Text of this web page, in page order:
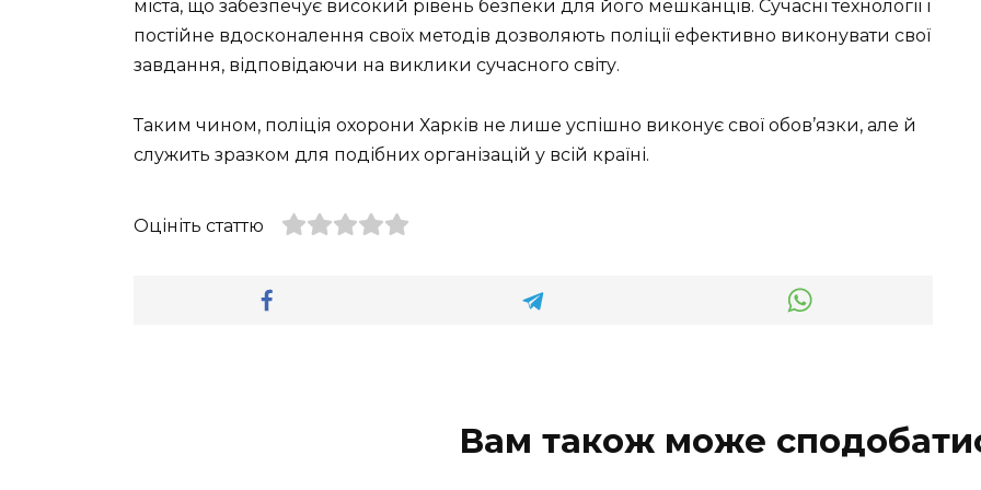
міста, що забезпечує високий рівень безпеки для його мешканців. Сучасні технології і
постійне вдосконалення своїх методів дозволяють поліції ефективно виконувати свої
завдання, відповідаючи на виклики сучасного світу.
Таким чином, поліція охорони Харків не лише успішно виконує свої обов’язки, але й
служить зразком для подібних організацій у всій країні.
Оцініть статтю
Вам також може